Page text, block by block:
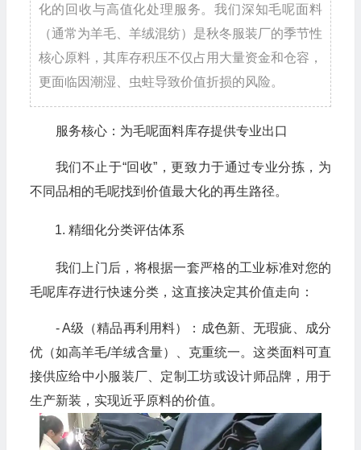
化的回收与高值化处理服务。我们深知毛呢面料
（通常为羊毛、羊绒混纺）是秋冬服装厂的季节性
核心原料，其库存积压不仅占用大量资金和仓容，
更面临因潮湿、虫蛀导致价值折损的风险。
服务核心：为毛呢面料库存提供专业出口
我们不止于“回收”，更致力于通过专业分拣，为
不同品相的毛呢找到价值最大化的再生路径。
精细化分类评估体系
我们上门后，将根据一套严格的工业标准对您的
毛呢库存进行快速分类，这直接决定其价值走向：
- A级（精品再利用料）：成色新、无瑕疵、成分
优（如高羊毛/羊绒含量）、克重统一。这类面料可直
接供应给中小服装厂、定制工坊或设计师品牌，用于
生产新装，实现近乎原料的价值。